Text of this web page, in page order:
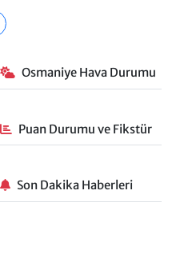
Osmaniye Hava Durumu
Puan Durumu ve Fikstür
Son Dakika Haberleri